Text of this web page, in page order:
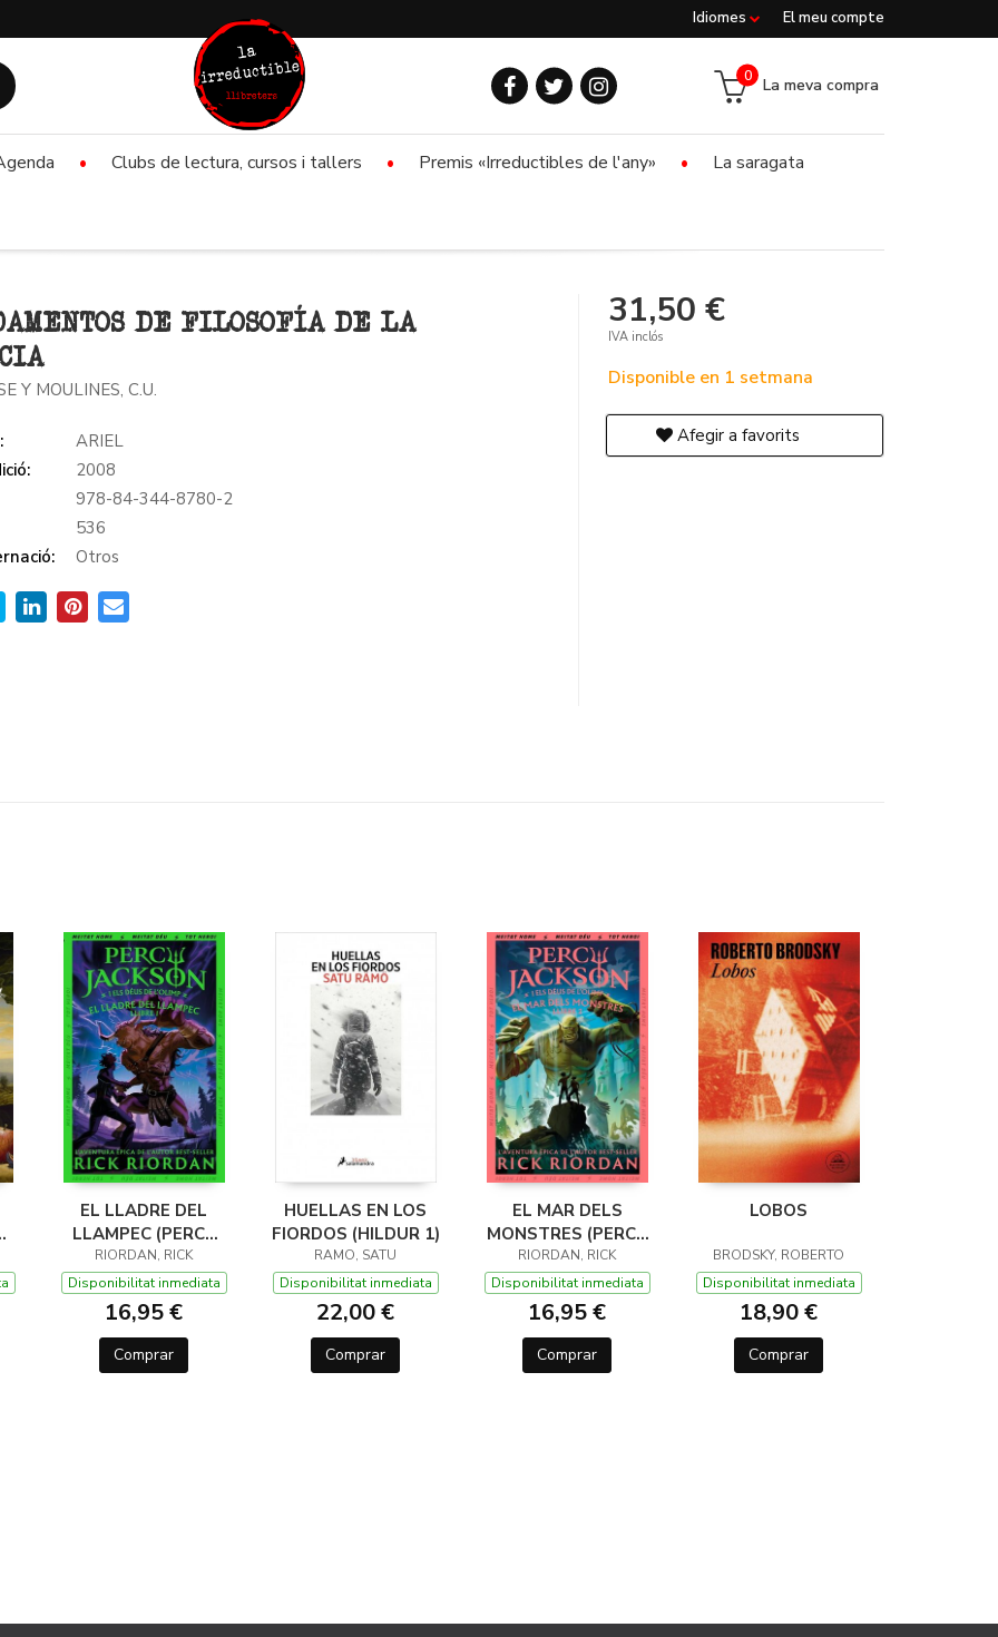
El meu compte
Idiomes
La meva compra
0
Clubs de lectura, cursos i tallers Premis «Irreductibles de l'any» La saragata
DE FILOSOFÍA DE LA
Y MOULINES, C.U.
ARIEL
2008
978-84-344-8780-2
536
Otros
31,50 €
IVA inclós
Disponible en 1 setmana
Afegir a favorits
EL LLADRE DEL
LLAMPEC (PERCY
JACKSON I ELS
DÉUS DE L'OLIMP 1)
RIORDAN, RICK
Disponibilitat inmediata
16,95 €
Comprar
HUELLAS EN LOS
FIORDOS (HILDUR 1)
RAMO, SATU
Disponibilitat inmediata
22,00 €
Comprar
EL MAR DELS
MONSTRES (PERCY
JACKSON I ELS
DÉUS DE L'OLIMP 2)
RIORDAN, RICK
Disponibilitat inmediata
16,95 €
Comprar
LOBOS
BRODSKY, ROBERTO
Disponibilitat inmediata
18,90 €
Comprar